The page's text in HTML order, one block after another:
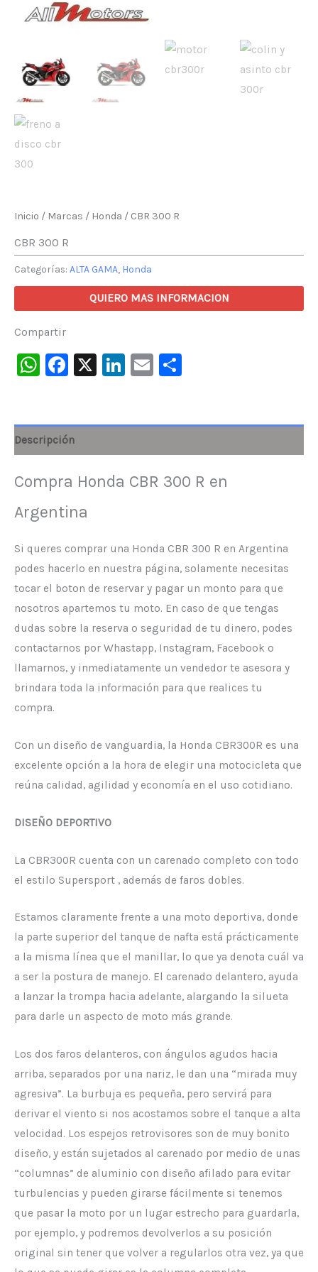
Inicio / Marcas / Honda / CBR 300 R
CBR 300 R
Categorías: ALTA GAMA, Honda
QUIERO MAS INFORMACION
Compartir
WhatsApp
Facebook
X LinkedIn
Email
Descripción
Compra Honda CBR 300 R en
Argentina
Si queres comprar una Honda CBR 300 R en Argentina
podes hacerlo en nuestra página, solamente necesitas
tocar el boton de reservar y pagar un monto para que
nosotros apartemos tu moto. En caso de que tengas
dudas sobre la reserva o seguridad de tu dinero, podes
contactarnos por Whastapp, Instagram, Facebook o
llamarnos, y inmediatamente un vendedor te asesora y
brindara toda la información para que realices tu
compra.
Con un diseño de vanguardia, la Honda CBR300R es una
excelente opción a la hora de elegir una motocicleta que
reúna calidad, agilidad y economía en el uso cotidiano.
DISEÑO DEPORTIVO
La CBR300R cuenta con un carenado completo con todo
el estilo Supersport , además de faros dobles.
Estamos claramente frente a una moto deportiva, donde
la parte superior del tanque de nafta está prácticamente
a la misma línea que el manillar, lo que ya denota cuál va
a ser la postura de manejo. El carenado delantero, ayuda
a lanzar la trompa hacia adelante, alargando la silueta
para darle un aspecto de moto más grande.
Los dos faros delanteros, con ángulos agudos hacia
arriba, separados por una nariz, le dan una “mirada muy
agresiva”. La burbuja es pequeña, pero servirá para
derivar el viento si nos acostamos sobre el tanque a alta
velocidad. Los espejos retrovisores son de muy bonito
diseño, y están sujetados al carenado por medio de unas
“columnas” de aluminio con diseño afilado para evitar
turbulencias y pueden girarse fácilmente si tenemos
que pasar la moto por un lugar estrecho para guardarla,
por ejemplo, y podremos devolverlos a su posición
original sin tener que volver a regularlos otra vez, ya que